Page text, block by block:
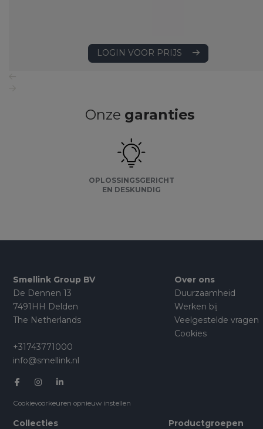
LOGIN VOOR PRIJS
Onze garanties
OPLOSSINGSGERICHT
EN DESKUNDIG
Smellink Group BV
De Dennen 13
7491HH Delden
The Netherlands
+31743771000
info@smellink.nl
Cookievoorkeuren opnieuw instellen
Over ons
Duurzaamheid
Werken bij
Veelgestelde vragen
Cookies
Collecties
Productgroepen